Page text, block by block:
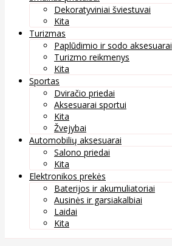
Dekoratyviniai šviestuvai
Kita
Turizmas
Paplūdimio ir sodo aksesuarai
Turizmo reikmenys
Kita
Sportas
Dviračio priedai
Aksesuarai sportui
Kita
Žvejybai
Automobilių aksesuarai
Salono priedai
Kita
Elektronikos prekės
Baterijos ir akumuliatoriai
Ausinės ir garsiakalbiai
Laidai
Kita